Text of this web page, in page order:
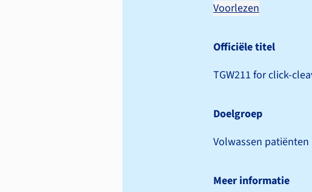
Voorlezen
Officiële titel
TGW211 for click-
Doelgroep
Volwassen
Meer informatie